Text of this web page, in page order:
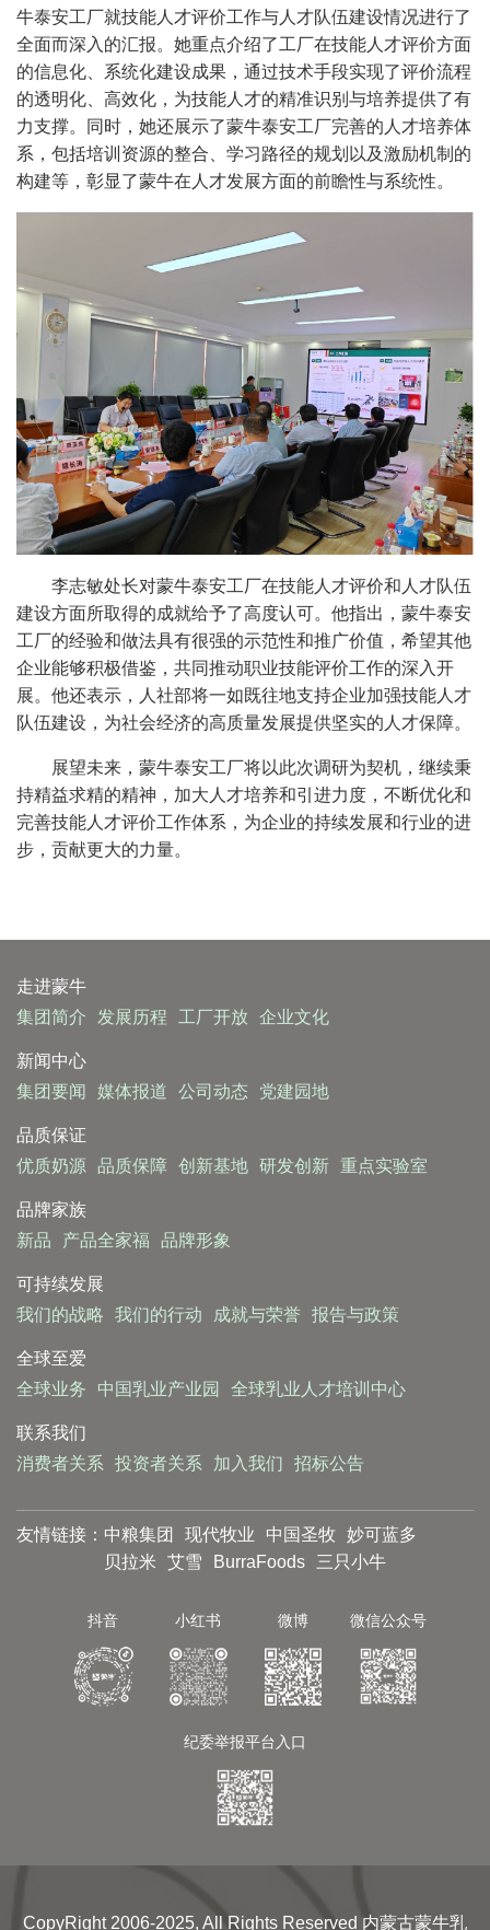
牛泰安工厂就技能人才评价工作与人才队伍建设情况进行了
全面而深入的汇报。她重点介绍了工厂在技能人才评价方面
的信息化、系统化建设成果，通过技术手段实现了评价流程
的透明化、高效化，为技能人才的精准识别与培养提供了有
力支撑。同时，她还展示了蒙牛泰安工厂完善的人才培养体
系，包括培训资源的整合、学习路径的规划以及激励机制的
构建等，彰显了蒙牛在人才发展方面的前瞻性与系统性。
李志敏处长对蒙牛泰安工厂在技能人才评价和人才队伍
建设方面所取得的成就给予了高度认可。他指出，蒙牛泰安
工厂的经验和做法具有很强的示范性和推广价值，希望其他
企业能够积极借鉴，共同推动职业技能评价工作的深入开
展。他还表示，人社部将一如既往地支持企业加强技能人才
队伍建设，为社会经济的高质量发展提供坚实的人才保障。
展望未来，蒙牛泰安工厂将以此次调研为契机，继续秉
持精益求精的精神，加大人才培养和引进力度，不断优化和
完善技能人才评价工作体系，为企业的持续发展和行业的进
步，贡献更大的力量。
走进蒙牛
集团简介
发展历程 工厂开放 企业文化
新闻中心
集团要闻
媒体报道 公司动态 党建园地
品质保证
优质奶源
品质保障 创新基地 研发创新 重点实验室
品牌家族
新品
产品全家福 品牌形象
可持续发展
我们的战略
我们的行动 成就与荣誉 报告与政策
全球至爱
全球业务
中国乳业产业园 全球乳业人才培训中心
联系我们
消费者关系
投资者关系 加入我们 招标公告
友情链接： 中粮集团 现代牧业 中国圣牧 妙可蓝多
贝拉米
艾雪 BurraFoods 三只小牛
抖音 小红书 微博 微信公众号
纪委举报平台入口
CopyRight 2006-2025, All Rights Reserved 内蒙古蒙牛乳